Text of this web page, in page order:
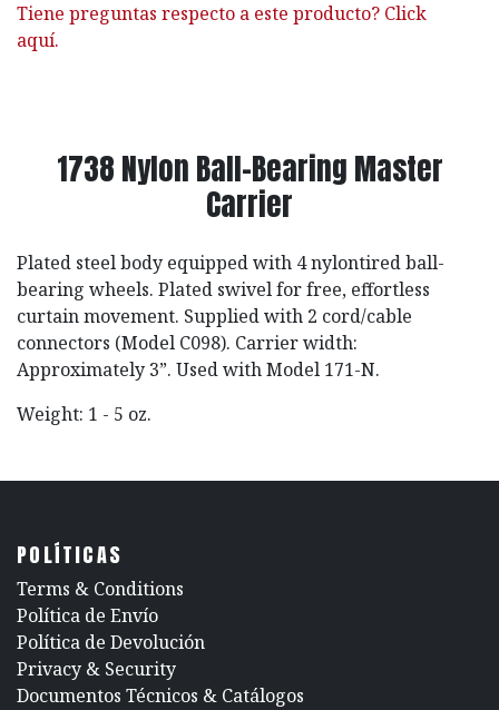
Tiene preguntas respecto a este producto? Click
aquí.
1738 Nylon Ball-Bearing Master
Carrier
Plated steel body equipped with 4 nylontired ball-
bearing wheels. Plated swivel for free, effortless
curtain movement. Supplied with 2 cord/cable
connectors (Model C098). Carrier width:
Approximately 3”. Used with Model 171-N.
Weight: 1 - 5 oz.
POLÍTICAS
​Terms & Conditions
Política de Envío
Política de Devolución
​Privacy & Security
​Documentos Técnicos & Catálogos